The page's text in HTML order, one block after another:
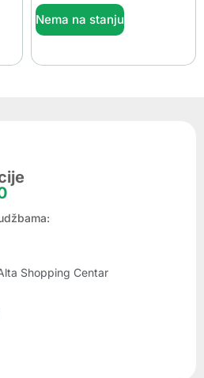
Nema na stanju
Shopping Centar